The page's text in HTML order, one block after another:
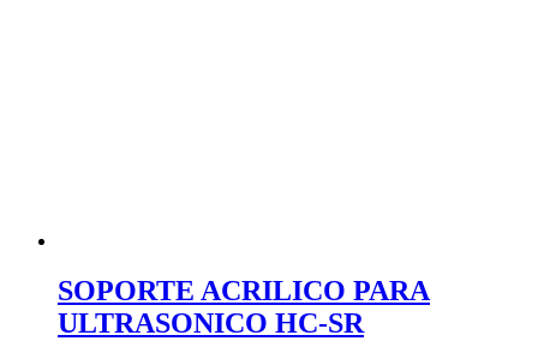
SOPORTE ACRILICO PARA
ULTRASONICO HC-SR